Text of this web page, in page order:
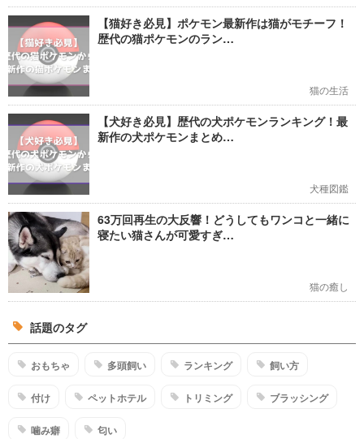
【猫好き必見】ポケモン最新作は猫がモチーフ！
歴代の猫ポケモンのラン…
猫の生活
【犬好き必見】歴代の犬ポケモンランキング！最
新作の犬ポケモンまとめ…
犬種図鑑
63万回再生の大反響！どうしてもワンコと一緒に
寝たい猫さんが可愛すぎ…
猫の癒し
話題のタグ
おもちゃ 多頭飼い ランキング 飼い方
付け ペットホテル トリミング ブラッシング
噛み癖 匂い